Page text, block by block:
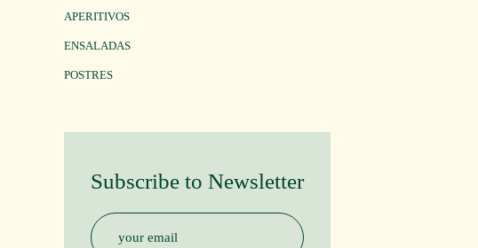
APERITIVOS
ENSALADAS
POSTRES
Subscribe to Newsletter